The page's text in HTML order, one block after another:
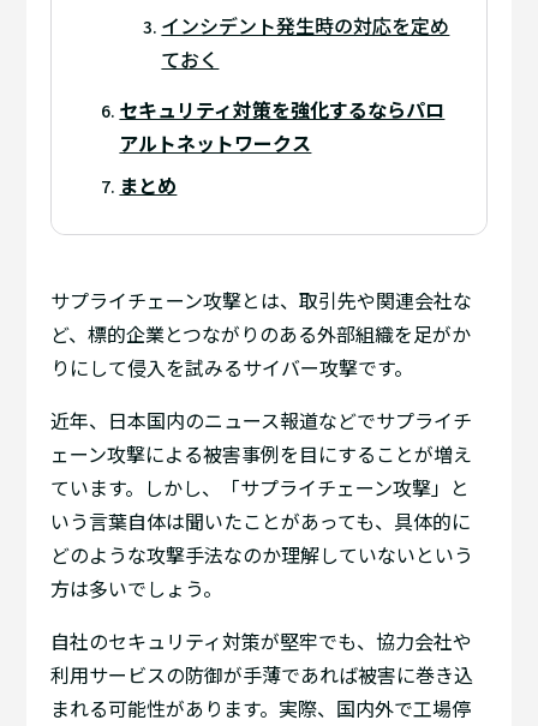
インシデント発生時の対応を定め
ておく
セキュリティ対策を強化するならパロ
アルトネットワークス
まとめ
サプライチェーン攻撃とは、取引先や関連会社な
ど、標的企業とつながりのある外部組織を足がか
りにして侵入を試みるサイバー攻撃です。
近年、日本国内のニュース報道などでサプライチ
ェーン攻撃による被害事例を目にすることが増え
ています。しかし、「サプライチェーン攻撃」と
いう言葉自体は聞いたことがあっても、具体的に
どのような攻撃手法なのか理解していないという
方は多いでしょう。
自社のセキュリティ対策が堅牢でも、協力会社や
利用サービスの防御が手薄であれば被害に巻き込
まれる可能性があります。実際、国内外で工場停